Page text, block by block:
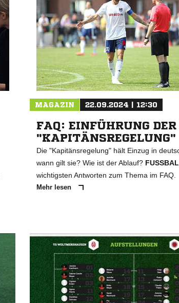
MAGAZIN 22.09.2024 | 12:30
FAQ: EINFÜHRUNG DER
"KAPITÄNSREGELUNG"
Die "Kapitänsregelung" hält Einzug in
wann gilt sie? Wie ist der Ablauf?
wichtigsten Antworten zum Thema im FAQ.
Mehr lesen